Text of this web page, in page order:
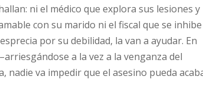
ni el médico que explora sus lesiones y
con su marido ni el fiscal que se
por su debilidad, la van a ayudar. En
a la vez a la venganza del
nadie va impedir que el asesino pueda